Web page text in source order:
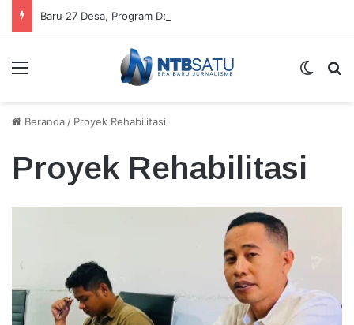
Menu
Beranda / Proyek Rehabilitasi
Proyek Rehabilitasi